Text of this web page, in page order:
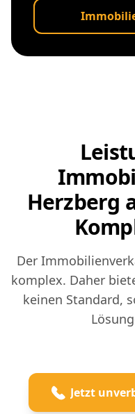
Herzberg
Der
komplex. Daher
keinen Standard,
Jetzt